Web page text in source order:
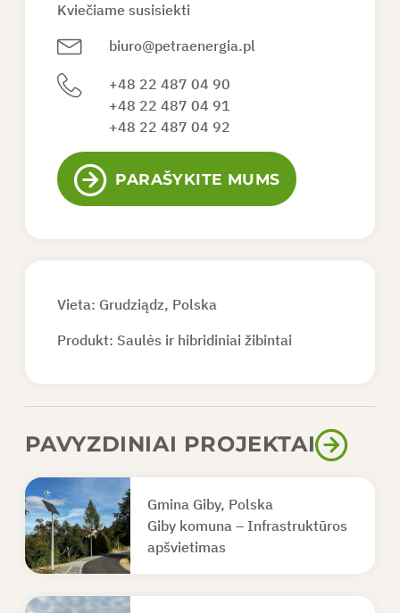
Kviečiame susisiekti
biuro@petraenergia.pl
+48 22 487 04 90
+48 22 487 04 91
+48 22 487 04 92
PARAŠYKITE MUMS
Vieta: Grudziądz, Polska
Produkt: Saulės ir hibridiniai žibintai
PAVYZDINIAI PROJEKTAI
Gmina Giby, Polska
Giby komuna – Infrastruktūros
apšvietimas